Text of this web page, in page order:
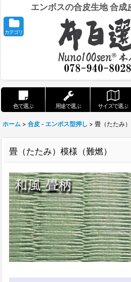
エンボスの合皮生地 合成
カテゴリ
色で選ぶ 用途で選ぶ サイズで選ぶ
ホーム > 合皮 - エンボス型押し > 畳（たたみ
畳（たたみ）模様（難燃）